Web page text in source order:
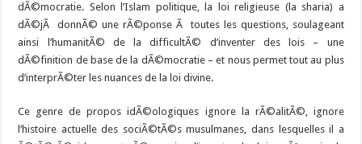
dÃ©mocratie. Selon l’Islam politique, la loi religieuse (la sharia) a
dÃ©jÃ donnÃ© une rÃ©ponse Ã toutes les questions, soulageant
ainsi l’humanitÃ© de la difficultÃ© d’inventer des lois – une
dÃ©finition de base de la dÃ©mocratie – et nous permet tout au plus
d’interprÃ©ter les nuances de la loi divine.
Ce genre de propos idÃ©ologiques ignore la rÃ©alitÃ©, ignore
l’histoire actuelle des sociÃ©tÃ©s musulmanes, dans lesquelles il a